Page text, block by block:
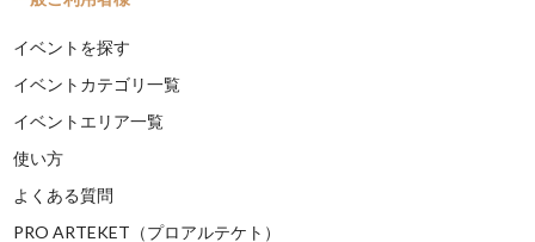
イベントを探す
イベントカテゴリ一覧
イベントエリア一覧
使い方
よくある質問
PRO ARTEKET（プロアルテケト）